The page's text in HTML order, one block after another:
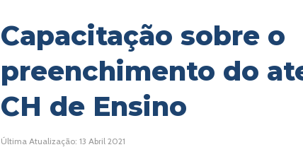
Capacitação sobre o
preenchimento do
CH de Ensino
Última Atualização: 13 Abril 2021